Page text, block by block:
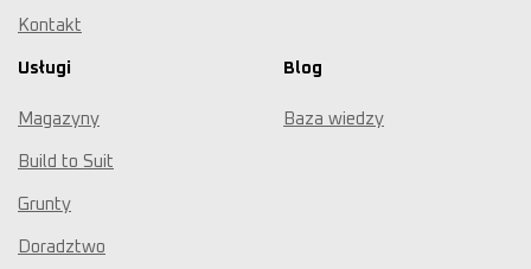
Kontakt
Usługi
Magazyny
Build to Suit
Grunty
Doradztwo
Blog
Baza wiedzy